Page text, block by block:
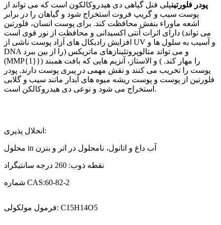
پودر فلورتینپلی فنل گیاهی دی هیدروکالکون است که می تواند از
پوست سیب و گریپ فروت استخراج شود و گیاهان را در برابر
اشعه ماوراء بنفش محافظت کند. برای پوست انسان، فلورتین
دارای اثرات آنتی اکسیدانی و محافظت از نور قوی است (می تواند
افزایش رادیکال های آزاد پوست ناشی از UV و آسیب به سلول ها و
DNA را از بین ببرد) و می تواند متالوپروتئینازهای ماتریکس
(MMP{1}}) را مهار کند. ) و الاستاز، آنزیم هایی که بافت همبند
پوست را تخریب می کنند و نقش مهمی در پیری پوست دارند. پودر
فلورتین از پوست و پوست ریشه میوه های آبدار مانند سیب و گلابی
استخراج می شود و نوعی دی هیدروکالکن است.
انحلال پذیری:
محلول i n آب داغ و اتانول، نامحلول در اتر و بنزن
نقطه ذوب: 260 درجه سانتیگراد
شماره CAS:60-82-2
فرمول مولکولی: C15H14O5